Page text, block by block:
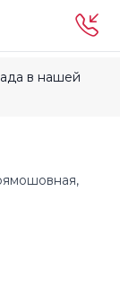
в нашей